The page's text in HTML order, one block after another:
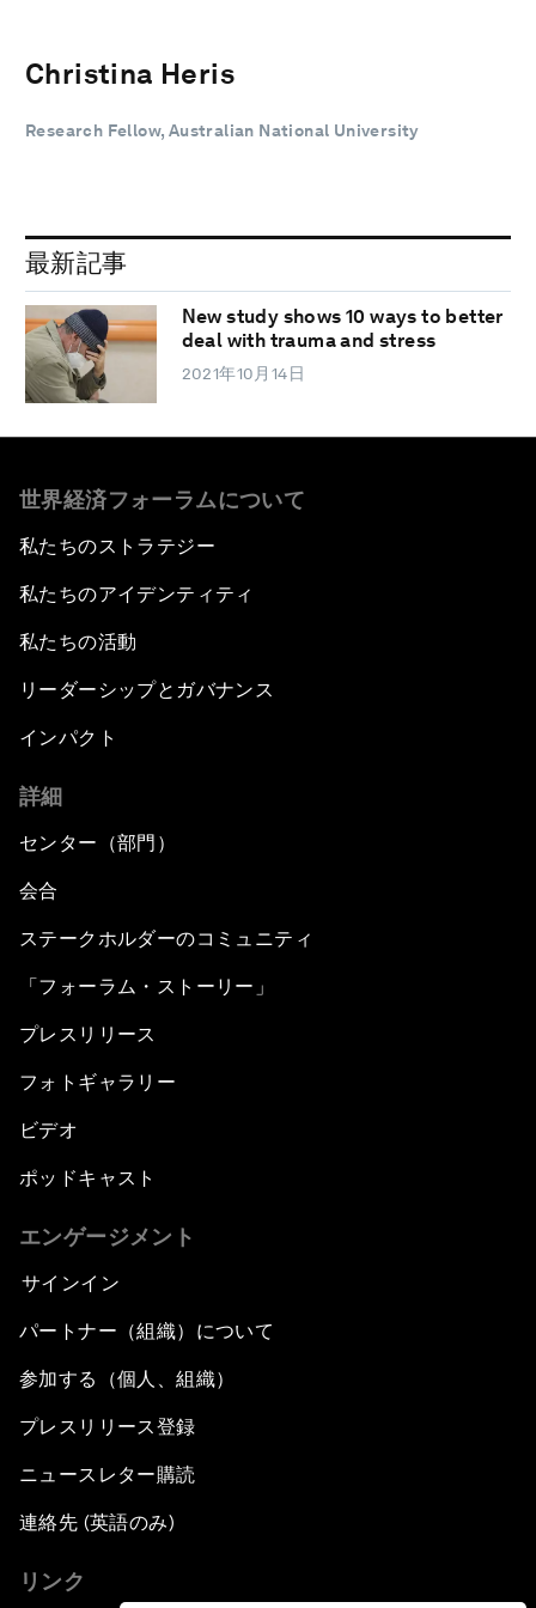
Christina Heris
Research Fellow, Australian National University
最新記事
New study shows 10 ways to better
deal with trauma and stress
2021年10月14日
世界経済フォーラムについて
私たちのストラテジー
私たちのアイデンティティ
私たちの活動
リーダーシップとガバナンス
インパクト
詳細
センター（部門）
会合
ステークホルダーのコミュニティ
「フォーラム・ストーリー」
プレスリリース
フォトギャラリー
ビデオ
ポッドキャスト
エンゲージメント
サインイン
パートナー（組織）について
参加する（個人、組織）
プレスリリース登録
ニュースレター購読
連絡先 (英語のみ)
リンク